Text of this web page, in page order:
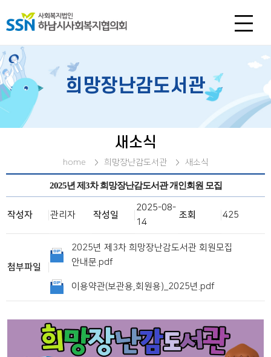
희망장난감도서관
새소식
home 희망장난감도서관 새소식
2025년 제3차 희망장난감도서관 개인회원 모집
작성자 관리자 작성일
2025-08-
14
조회 425
첨부파일
2025년 제3차 희망장난감도서관 회원모집
안내문.pdf
이용약관(보관용,회원용)_2025년.pdf